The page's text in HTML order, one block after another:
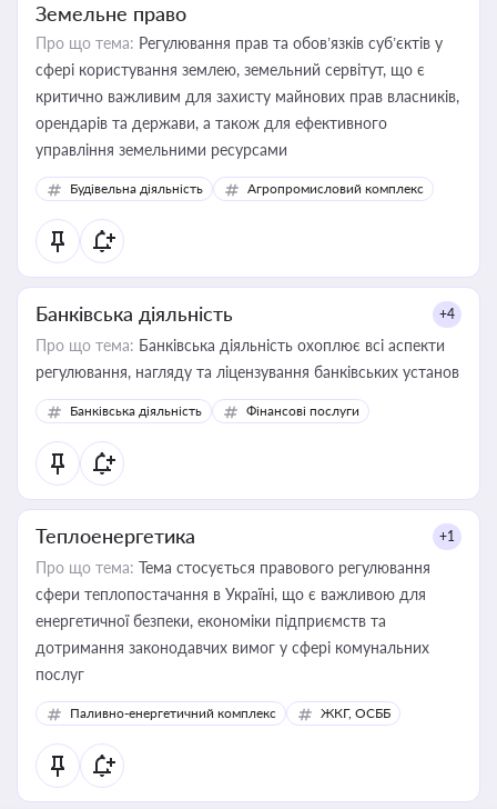
Земельне право
Про що тема: Регулювання прав та обов’язків суб’єктів у
сфері користування землею, земельний сервітут, що є
критично важливим для захисту майнових прав власників,
орендарів та держави, а також для ефективного
управління земельними ресурсами
Будівельна діяльність Агропромисловий комплекс
Банківська діяльність +4
Про що тема: Банківська діяльність охоплює всі аспекти
регулювання, нагляду та ліцензування банківських установ
Банківська діяльність Фінансові послуги
Теплоенергетика +1
Про що тема: Тема стосується правового регулювання
сфери теплопостачання в Україні, що є важливою для
енергетичної безпеки, економіки підприємств та
дотримання законодавчих вимог у сфері комунальних
послуг
Паливно-енергетичний комплекс ЖКГ, ОСББ